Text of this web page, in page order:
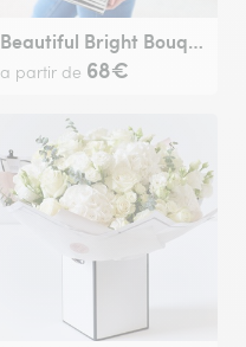
Beautiful Bright Bouquet
a partir de 68€